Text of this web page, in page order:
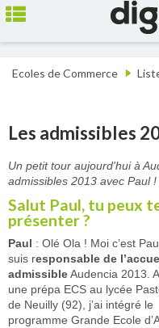
Ecoles de Commerce
Les admissibles
Un petit tour aujourd'hui à
admissibles 2013 avec Paul !
Salut Paul, tu peux
présenter ?
Paul : Olé Ola ! Moi c’est
suis responsable de
admissibleAudencia 2013.
une prépa ECS au lycée
de Neuilly (92), j’ai intégré le
programme Grande Ecole